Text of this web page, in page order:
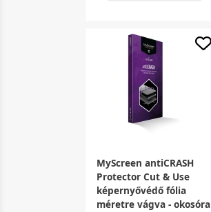
MyScreen antiCRASH
Protector Cut & Use
képernyővédő fólia
méretre vágva - okosóra